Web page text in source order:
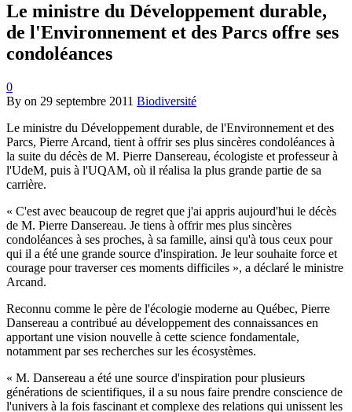
Le ministre du Développement durable,
de l'Environnement et des Parcs offre ses
condoléances
0
By on 29 septembre 2011 Biodiversité
Le ministre du Développement durable, de l'Environnement et des
Parcs, Pierre Arcand, tient à offrir ses plus sincères condoléances à
la suite du décès de M. Pierre Dansereau, écologiste et professeur à
l'UdeM, puis à l'UQAM, où il réalisa la plus grande partie de sa
carrière.
« C'est avec beaucoup de regret que j'ai appris aujourd'hui le décès
de M. Pierre Dansereau. Je tiens à offrir mes plus sincères
condoléances à ses proches, à sa famille, ainsi qu'à tous ceux pour
qui il a été une grande source d'inspiration. Je leur souhaite force et
courage pour traverser ces moments difficiles », a déclaré le ministre
Arcand.
Reconnu comme le père de l'écologie moderne au Québec, Pierre
Dansereau a contribué au développement des connaissances en
apportant une vision nouvelle à cette science fondamentale,
notamment par ses recherches sur les écosystèmes.
« M. Dansereau a été une source d'inspiration pour plusieurs
générations de scientifiques, il a su nous faire prendre conscience de
l'univers à la fois fascinant et complexe des relations qui unissent les